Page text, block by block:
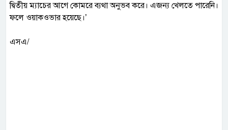
দ্বিতীয় ম্যাচের আগে কোমরে ব্যথা অনুভব করে। এজন্য খেলতে পারেনি।
ফলে ওয়াকওভার হয়েছে।’
এসএ/